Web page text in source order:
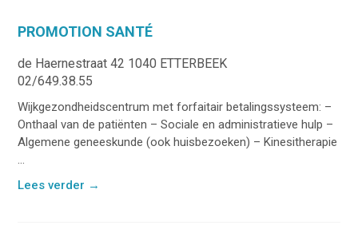
PROMOTION SANTÉ
de Haernestraat 42 1040 ETTERBEEK
02/649.38.55
Wijkgezondheidscentrum met forfaitair betalingssysteem: –
Onthaal van de patiënten – Sociale en administratieve hulp –
Algemene geneeskunde (ook huisbezoeken) – Kinesitherapie
...
Lees verder →